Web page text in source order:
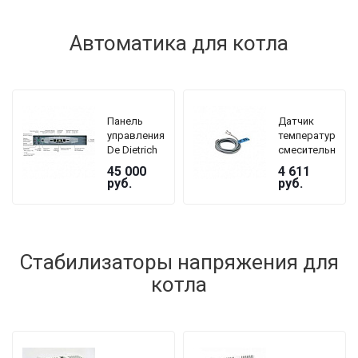
Автоматика для котла
Панель
управления
De Dietrich
DTG 230
GJ5 B3
45 000
руб.
Датчик
температуры
смесительного
контура De
Dietrich AD
199
4 611
руб.
Стабилизаторы напряжения для
котла